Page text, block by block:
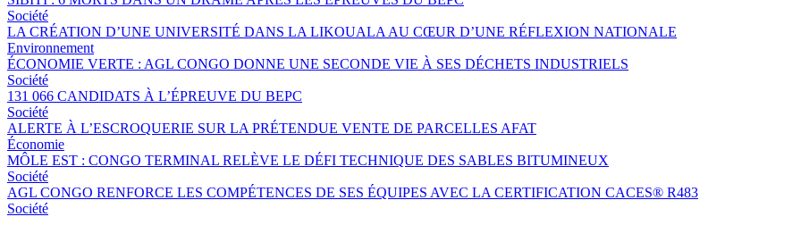
Société
LA CRÉATION D’UNE UNIVERSITÉ DANS LA LIKOUALA AU CŒUR D’UNE RÉFLEXION NATIONALE
Environnement
ÉCONOMIE VERTE : AGL CONGO DONNE UNE SECONDE VIE À SES DÉCHETS INDUSTRIELS
Société
131 066 CANDIDATS À L’ÉPREUVE DU BEPC
Société
ALERTE À L’ESCROQUERIE SUR LA PRÉTENDUE VENTE DE PARCELLES AFAT
Économie
MÔLE EST : CONGO TERMINAL RELÈVE LE DÉFI TECHNIQUE DES SABLES BITUMINEUX
Société
AGL CONGO RENFORCE LES COMPÉTENCES DE SES ÉQUIPES AVEC LA CERTIFICATION CACES® R483
Société